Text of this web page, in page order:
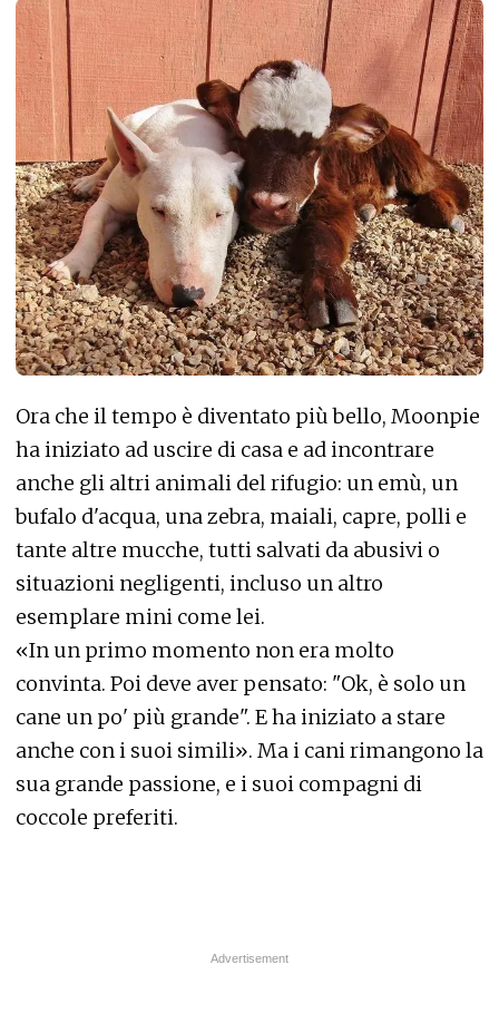
Ora che il tempo è diventato più bello, Moonpie
ha iniziato ad uscire di casa e ad incontrare
anche gli altri animali del rifugio: un emù, un
bufalo d'acqua, una zebra, maiali, capre, polli e
tante altre mucche, tutti salvati da abusivi o
situazioni negligenti, incluso un altro
esemplare mini come lei.
«In un primo momento non era molto
convinta. Poi deve aver pensato: "Ok, è solo un
cane un po' più grande". E ha iniziato a stare
anche con i suoi simili». Ma i cani rimangono la
sua grande passione, e i suoi compagni di
coccole preferiti.